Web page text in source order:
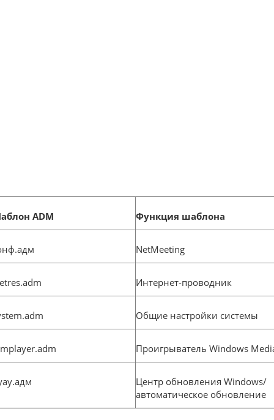
ADM Функция шаблона
NetMeeting
Интернет-проводник
Общие настройки системы
Проигрыватель Windows
Центр обновления Windows/
автоматическое обновление